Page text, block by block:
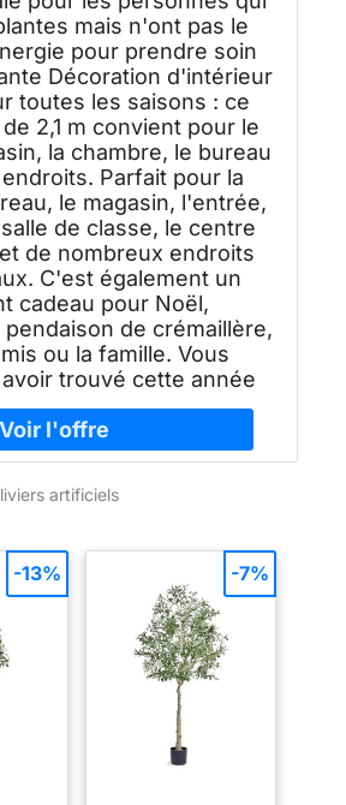
mais n'ont pas le
pour prendre soin
Décoration d'intérieur
toutes les saisons : ce
2,1 m convient pour le
la chambre, le bureau
Parfait pour la
le magasin, l'entrée,
de classe, le centre
de nombreux endroits
C'est également un
cadeau pour Noël,
de crémaillère,
ou la famille. Vous
trouvé cette année
artificiels
-13% -7%